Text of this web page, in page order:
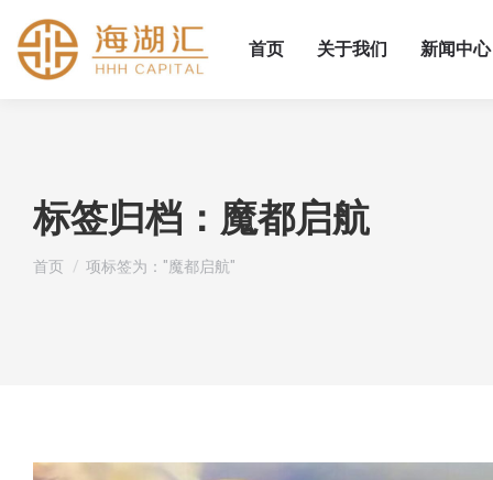
首页 关于我们 新闻中心
标签归档： 魔都启航
您在这里：
首页 项标签为："魔都启航"